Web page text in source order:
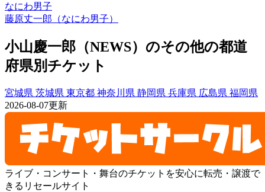
なにわ男子
藤原丈一郎（なにわ男子）
小山慶一郎（NEWS）のその他の都道
府県別チケット
宮城県 茨城県 東京都 神奈川県 静岡県 兵庫県 広島県 福岡県
2026-08-07更新
ライブ・コンサート・舞台のチケットを安心に転売・譲渡で
きるリセールサイト